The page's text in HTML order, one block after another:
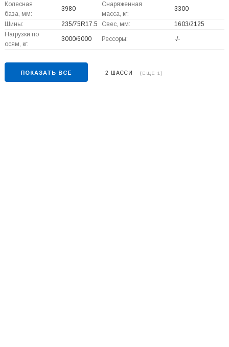
Колесная
база, мм:
3980
Снаряженная
масса, кг:
3300
Шины: 235/75R17.5 Свес, мм:
1603/2125
Нагрузки по
осям, кг:
3000/6000 Рессоры: -/-
ПОКАЗАТЬ ВСЕ 2 ШАССИ (ЕЩЕ 1)